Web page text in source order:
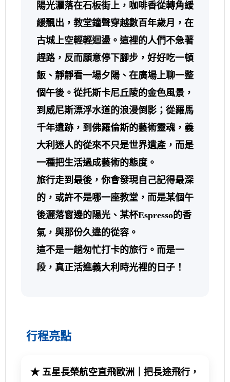
陽光灑落在石板街上，咖啡香從轉角緩
緩飄出，教堂鐘聲穿越數百年歲月，在
古城上空輕輕迴盪。這裡的人們不急著
趕路，反而願意停下腳步，好好吃一頓
飯、靜靜看一場夕陽、在廣場上聊一整
個午後。從托斯卡尼丘陵的金色風景，
到威尼斯漂浮水道的浪漫倒影；從羅馬
千年遺跡，到佛羅倫斯的藝術靈魂，義
大利迷人的從來不只是世界遺產，而是
一種把生活過成藝術的態度。
旅行走到最後，你會發現自己記得最深
的，或許不是哪一座教堂，而是某個午
後灑落窗邊的陽光、某杯Espresso的香
氣，與那份久違的從容。
這不是一趟匆忙打卡的旅行。而是一
段，真正活進義大利時光裡的日子！
行程亮點
★ 五星長榮航空直飛歐洲｜把長途飛行，